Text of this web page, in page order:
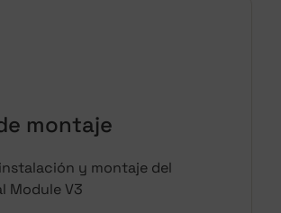
montaje
y montaje del
Module V3